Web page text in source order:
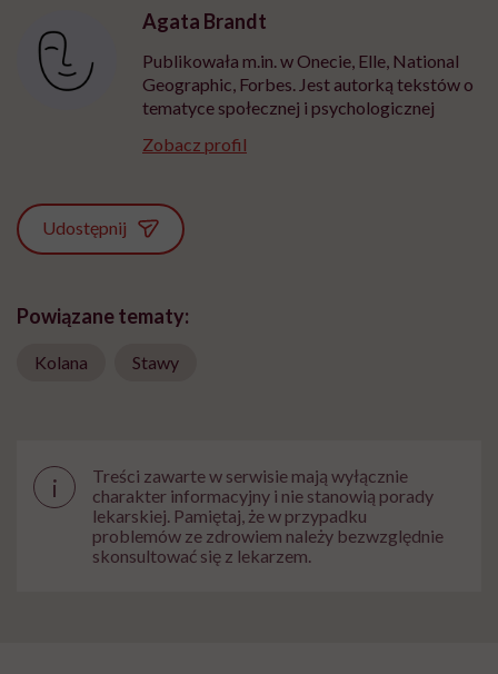
Agata Brandt
Publikowała m.in. w Onecie, Elle, National
Geographic, Forbes. Jest autorką tekstów o
tematyce społecznej i psychologicznej
Zobacz profil
Udostępnij
Powiązane tematy:
Kolana Stawy
i
Treści zawarte w serwisie mają wyłącznie
charakter informacyjny i nie stanowią porady
lekarskiej. Pamiętaj, że w przypadku
problemów ze zdrowiem należy bezwzględnie
skonsultować się z lekarzem.